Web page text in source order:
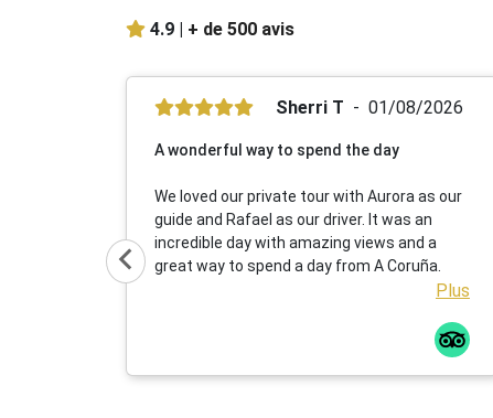
4.9 | + de 500 avis
Sherri T 01/08/2026
A wonderful way to spend the day
We loved our private tour with Aurora as our
guide and Rafael as our driver. It was an
incredible day with amazing views and a
great way to spend a day from A Coruña.
Plus